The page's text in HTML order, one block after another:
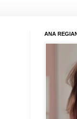
ANA